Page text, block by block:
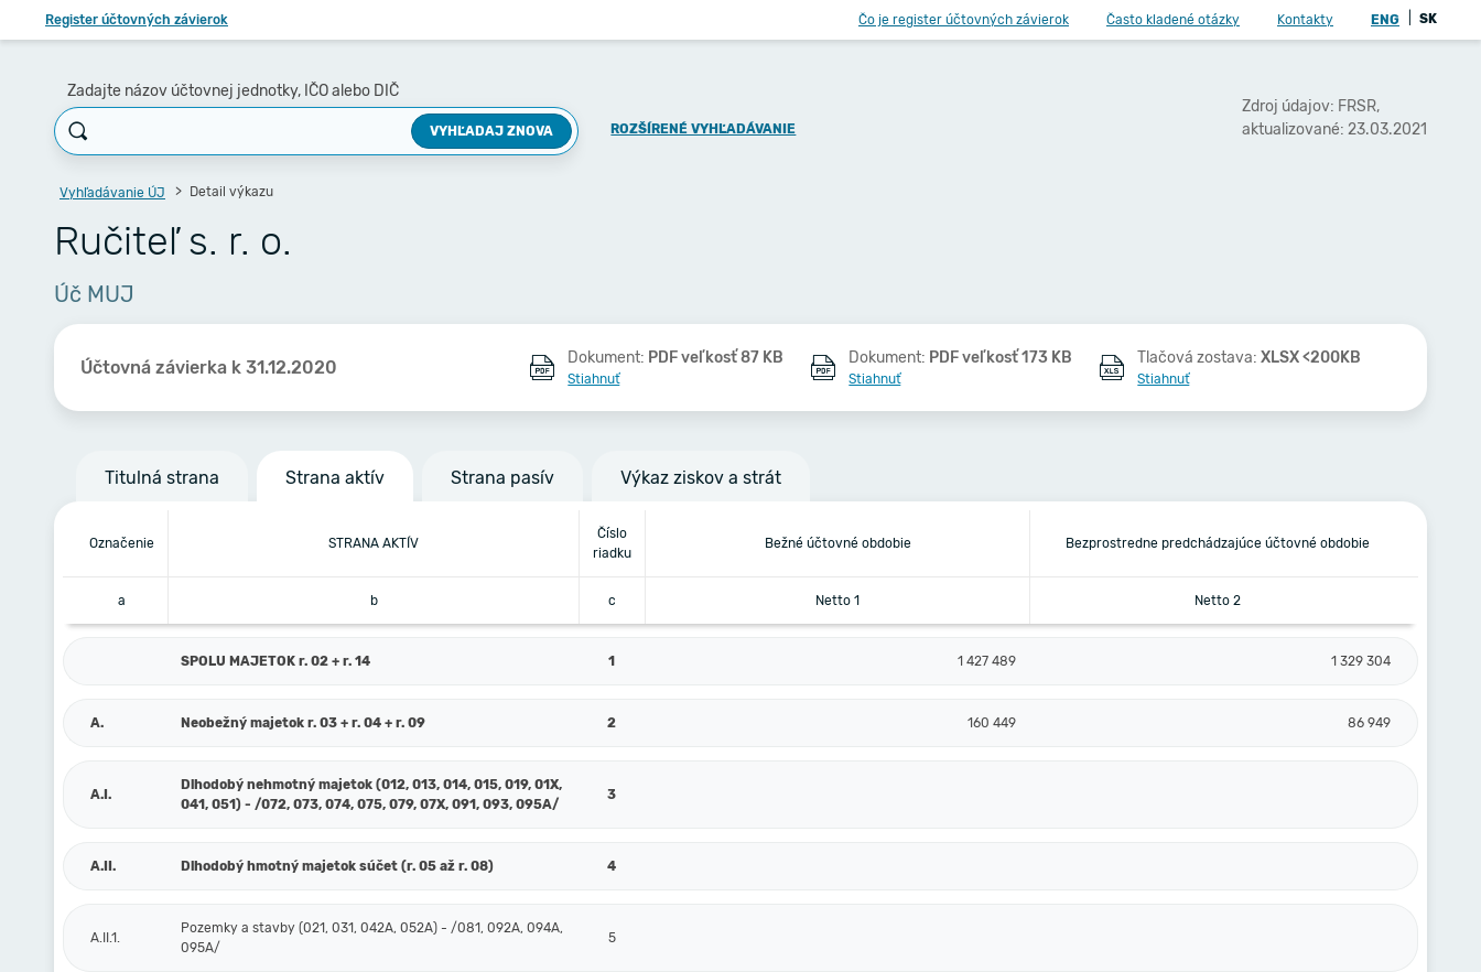
Register účtovných závierok Čo je register účtovných závierok Často kladené otázky Kontakty ENG SK
Zadajte názov účtovnej jednotky, IČO alebo DIČ
VYHĽADAJ ZNOVA ROZŠÍRENÉ VYHĽADÁVANIE
Zdroj údajov: FRSR,
aktualizované: 23.03.2021
Vyhľadávanie ÚJ Detail výkazu
Ručiteľ s. r. o.
Úč MUJ
Účtovná závierka k 31.12.2020 Dokument: PDF veľkosť 87 KB
Stiahnuť
Dokument: PDF veľkosť 173 KB
Stiahnuť
Tlačová zostava:XLSX <200KB
Stiahnuť
Titulná strana Strana aktív Strana pasív Výkaz ziskov a strát
Označenie STRANA AKTÍV
Číslo
riadku
Bežné účtovné obdobie Bezprostredne predchádzajúce účtovné obdobie
a b c Netto 1 Netto 2
SPOLU MAJETOK r. 02 + r. 14 1 1 427 489 1 329 304
A. Neobežný majetok r. 03 + r. 04 + r. 09 2 160 449 86 949
A.I.
Dlhodobý nehmotný majetok (012, 013, 014, 015, 019, 01X,
041, 051) - /072, 073, 074, 075, 079, 07X, 091, 093, 095A/
3
A.II. Dlhodobý hmotný majetok súčet (r. 05 až r. 08) 4
A.II.1.
Pozemky a stavby (021, 031, 042A, 052A) - /081, 092A, 094A,
095A/
5